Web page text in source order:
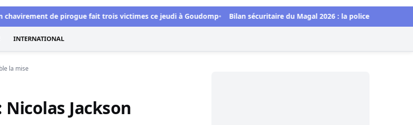
de l'Afrique.
de pirogue fait trois victimes ce jeudi à Goudomp Bilan sécuritaire du Magal 2026 : la police a saisi une
INTERNATIONAL
la mise
Jackson